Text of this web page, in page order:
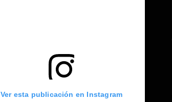
Ver esta publicación en Instagram